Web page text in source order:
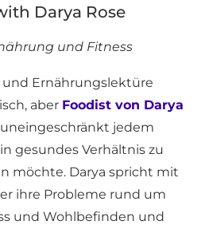
Darya Rose
und Fitness
und Ernährungslektüre
aber Foodist von Darya
jedem
gesundes Verhältnis zu
möchte. Darya spricht mit
ihre Probleme rund um
und Wohlbefinden und